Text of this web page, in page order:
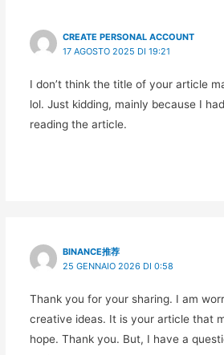
CREATE PERSONAL ACCOUNT
17 AGOSTO 2025 DI 19:21
I don’t think the title of your article
lol. Just kidding, mainly because I
reading the article.
BINANCE推荐
25 GENNAIO 2026 DI 0:58
Thank you for your sharing. I am
creative ideas. It is your article that
hope. Thank you. But, I have a